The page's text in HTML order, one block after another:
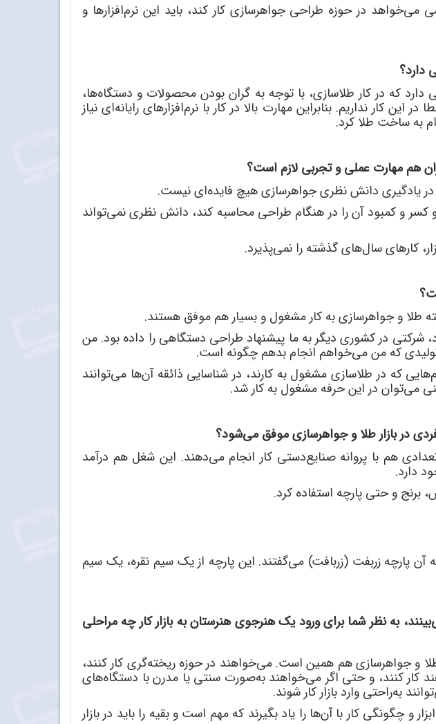
میخواهد در حوزه طراحی جواهرسازی کار کند، باید این نرمافزارها و
دارد؟
دارد که در کار طلاسازی، با توجه به گران بودن محصولات و دستگاهها،
در این کار نداریم. بنابراین مهارت بالا در کار با نرمافزارهای رایانهای نیاز
به ساخت طلا کرد.
هم مهارت عملی و تجربی لازم است؟
یادگیری دانش نظری جواهرسازی هیچ فایدهای نیست.
کسر و کمبود آن را در هنگام طراحی محاسبه کند، دانش نظری نمیتواند
کارهای سالهای گذشته را نمیپذیرد.
طلا و جواهرسازی به کار مشغول و بسیار هم موفق هستند.
در کشوری دیگر به ما پیشنهاد طراحی دستگاهی را داده بود. من
که من میخواهم انجام بدهم چگونه است.
هایی که در طلاسازی مشغول به کارند، در شناسایی ذائقه آنها میتوانند
میتوان در این حرفه مشغول به کار شد.
در بازار طلا و جواهرسازی موفق میشود؟
دستی کار انجام میدهند. این شغل هم درآمد
دارد.
برنج و حتی پارچه استفاده کرد.
پارچه زربفت (زربافت) میگفتند. این پارچه از یک سیم نقره، یک سیم
بینند، به نظر شما برای ورود یک هنرجوی هنرستان به بازار کار چه مراحلی
و جواهرسازی هم همین است. میخواهند در حوزه ریختهگری کار کنند،
کار کنند، و حتی اگر میخواهند بهصورت سنتی یا مدرن با دستگاههای
توانند بهراحتی وارد بازار کار شوند.
و چگونگی کار با آنها را یاد بگیرند که مهم است و بقیه را باید در بازار